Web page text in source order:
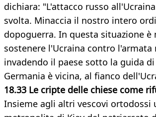
dichiara: "L'attacco russo
svolta. Minaccia il nostro intero
dopoguerra. In questa situazione è
sostenere l'Ucraina contro l'armata
invadendo il paese sotto la guida di
Germania è vicina, al fianco
18.33 Le cripte delle chiese come
Insieme agli altri vescovi ortodossi